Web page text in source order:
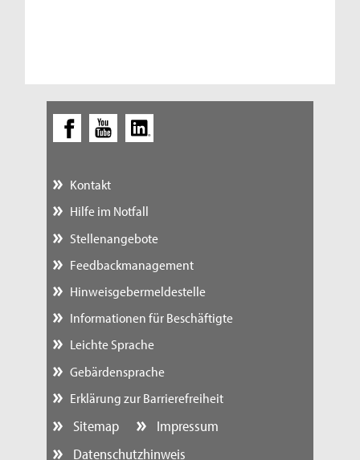
Kontakt
Hilfe im Notfall
Stellenangebote
Feedbackmanagement
Hinweisgebermeldestelle
Informationen für Beschäftigte
Leichte Sprache
Gebärdensprache
Erklärung zur Barrierefreiheit
Sitemap
Impressum
Datenschutzhinweis